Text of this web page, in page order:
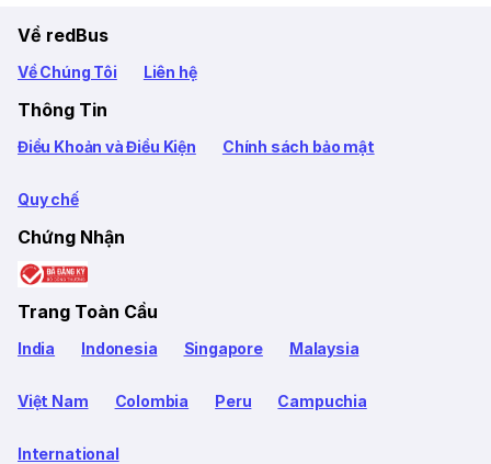
Về redBus
Về Chúng Tôi Liên hệ
Thông Tin
Điều Khoản và Điều Kiện Chính sách bảo mật
Quy chế
Chứng Nhận
Trang Toàn Cầu
India Indonesia Singapore Malaysia
Việt Nam Colombia Peru Campuchia
International